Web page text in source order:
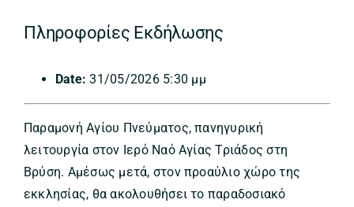
Πληροφορίες Εκδήλωσης
Date: 31/05/2026 5:30 μμ
Παραμονή Αγίου Πνεύματος, πανηγυρική
λειτουργία στον Ιερό Ναό Αγίας Τριάδος στη
Βρύση. Αμέσως μετά, στον προαύλιο χώρο της
εκκλησίας, θα ακολουθήσει το παραδοσιακό